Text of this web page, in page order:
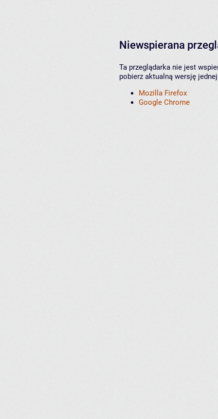
Niewspierana
Ta przeglądarka nie jest
pobierz aktualną wersję
Mozilla Firefox
Google Chrome